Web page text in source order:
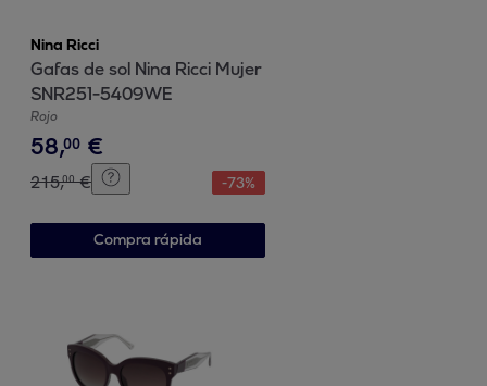
Nina Ricci
Gafas de sol Nina Ricci Mujer
SNR251-5409WE
Rojo
58,00 €
215,00 € -73%
Compra rápida